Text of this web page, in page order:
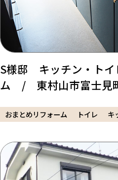
S様邸 キッチン・トイ
ム / 東村山市富士見
おまとめリフォーム トイレ キ